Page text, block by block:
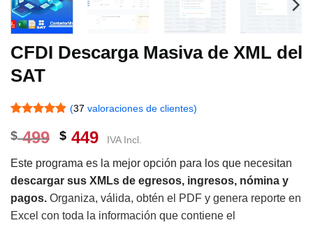
CFDI Descarga Masiva de XML del
SAT
con4.85
de 5 en
base a
valoraciones
de clientes
(37 valoraciones de clientes)
$499 $ 449 IVA Incl.
Este programa es la mejor opción para los que necesitan
descargar sus XMLs de egresos, ingresos, nómina y
pagos. Organiza, válida, obtén el PDF y genera reporte en
Excel con toda la información que contiene el